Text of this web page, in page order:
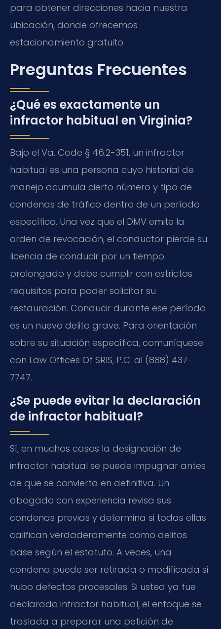
para obtener direcciones hacia nuestra
ubicación, donde ofrecemos
estacionamiento gratuito.
Preguntas Frecuentes
¿Qué es exactamente un
infractor habitual en Virginia?
Bajo el Va. Code § 46.2-351, un infractor
habitual es una persona cuyo historial de
manejo acumula cierto número y tipo de
condenas de tráfico dentro de un período
específico. Una vez que el DMV emite la
orden de revocación, el conductor pierde su
licencia de conducir por un tiempo
prolongado y debe cumplir con estrictos
requisitos para poder solicitar su
restauración. Conducir durante ese período
es un nuevo delito grave. Para orientación
sobre su situación específica, comuníquese
con Law Offices Of SRIS, P.C. al (888) 437-
7747.
¿Se puede evitar la declaración
de infractor habitual?
Sí, en muchos casos la designación de
infractor habitual se puede impugnar antes
de que se convierta en definitiva. Un
abogado con experiencia revisa sus
condenas previas y determina si todas ellas
califican verdaderamente como delitos
base según el estatuto. A veces, una
condena puede ser retirada o modificada si
hubo defectos procesales. Si usted ya fue
declarado infractor habitual, el enfoque se
traslada a preparar una petición de